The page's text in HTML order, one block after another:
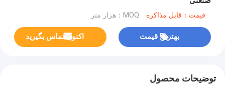
قیمت：قابل مذاکره MOQ：هزار متر
بهترین قیمت اکنون تماس بگیرید
توضیحات محصول